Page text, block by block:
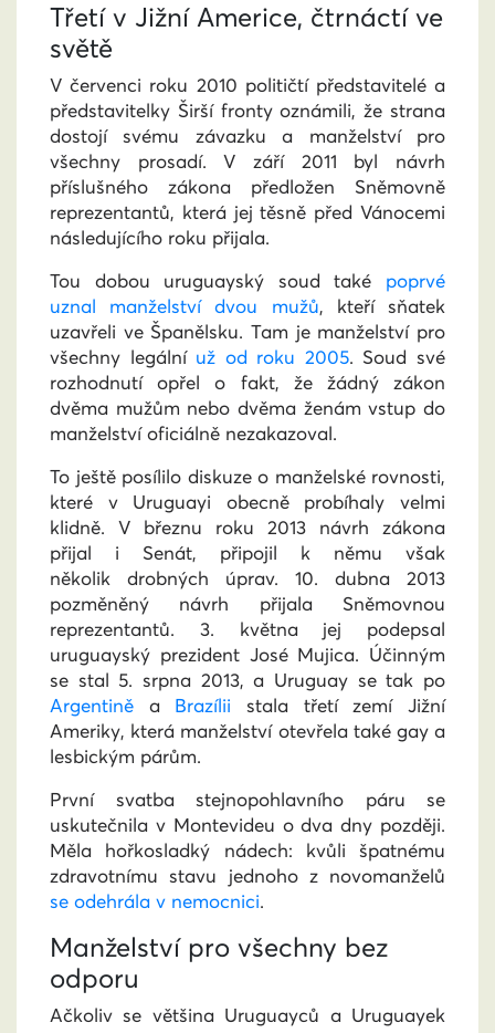
Třetí v Jižní Americe, čtrnáctí ve
světě
V červenci roku 2010 političtí představitelé a
představitelky Širší fronty oznámili, že strana
dostojí svému závazku a manželství pro
všechny prosadí. V září 2011 byl návrh
příslušného zákona předložen Sněmovně
reprezentantů, která jej těsně před Vánocemi
následujícího roku přijala.
Tou dobou uruguayský soud také poprvé
uznal manželství dvou mužů, kteří sňatek
uzavřeli ve Španělsku. Tam je manželství pro
všechny legální už od roku 2005. Soud své
rozhodnutí opřel o fakt, že žádný zákon
dvěma mužům nebo dvěma ženám vstup do
manželství oficiálně nezakazoval.
To ještě posílilo diskuze o manželské rovnosti,
které v Uruguayi obecně probíhaly velmi
klidně. V březnu roku 2013 návrh zákona
přijal i Senát, připojil k němu však
několik drobných úprav. 10. dubna 2013
pozměněný návrh přijala Sněmovnou
reprezentantů. 3. května jej podepsal
uruguayský prezident José Mujica. Účinným
se stal 5. srpna 2013, a Uruguay se tak po
Argentině a Brazílii stala třetí zemí Jižní
Ameriky, která manželství otevřela také gay a
lesbickým párům.
První svatba stejnopohlavního páru se
uskutečnila v Montevideu o dva dny později.
Měla hořkosladký nádech: kvůli špatnému
zdravotnímu stavu jednoho z novomanželů
se odehrála v nemocnici.
Manželství pro všechny bez
odporu
Ačkoliv se většina Uruguayců a Uruguayek